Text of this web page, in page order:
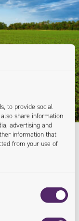
to provide social
share information
advertising and
information that
from your use of